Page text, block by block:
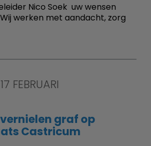
Nico Soek  uw wensen
werken met aandacht, zorg
FEBRUARI
graf op
Castricum